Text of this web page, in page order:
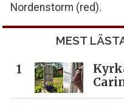
Nordenstorm (red).
MEST